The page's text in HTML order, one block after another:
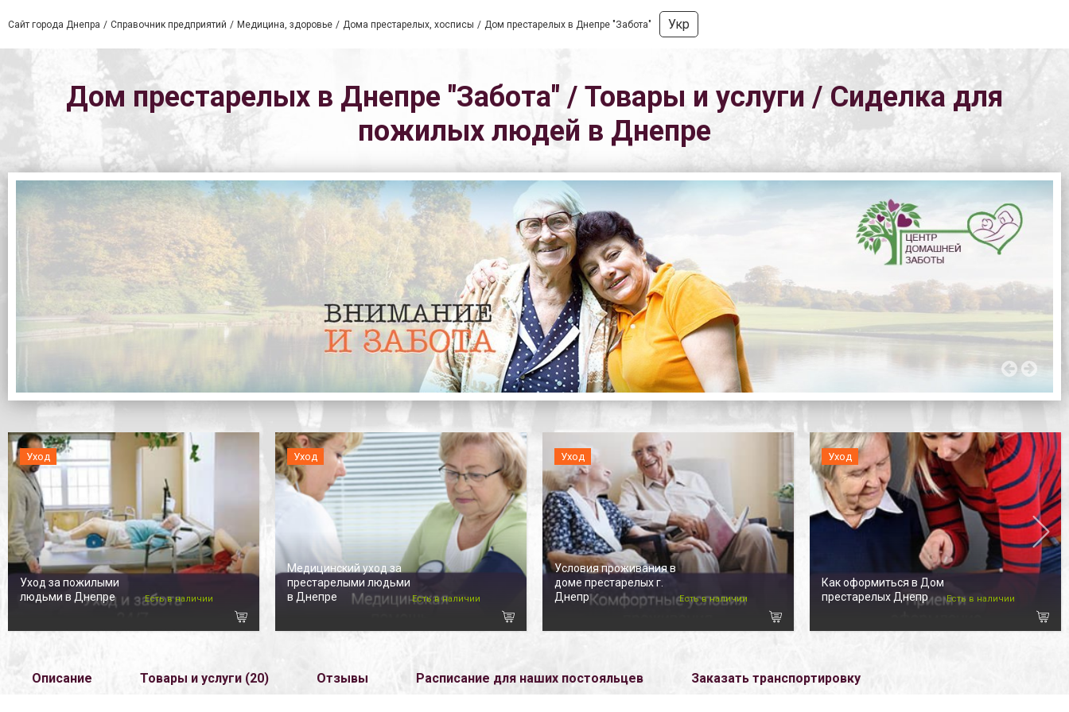
Сайт города Днепра Справочник предприятий Медицина, здоровье Дома престарелых, хосписы Дом престарелых в Днепре "Забота" Укр
Дом престарелых в Днепре "Забота" / Товары и услуги / Сиделка для
пожилых людей в Днепре
Уход
Уход за пожилыми
людьми в Днепре
Есть в наличии
Уход
Медицинский уход за
престарелыми людьми
в Днепре
Есть в наличии
Уход
Условия проживания в
доме престарелых г.
Днепр
Есть в наличии
Уход
Как оформиться в Дом
престарелых Днепр
Есть в наличии
Описание Товары и услуги (20) Отзывы Расписание для наших постояльцев Заказать транспортировку